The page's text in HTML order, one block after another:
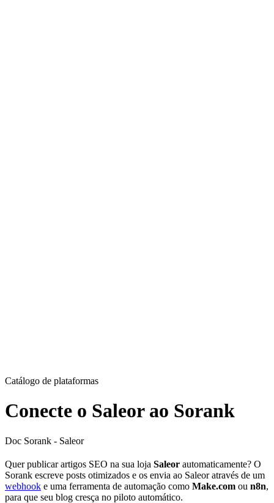
Catálogo de plataformas
Conecte o Saleor ao Sorank
Doc Sorank - Saleor
Quer publicar artigos SEO na sua loja Saleor automaticamente? O
Sorank escreve posts otimizados e os envia ao Saleor através de um
webhook e uma ferramenta de automação como Make.com ou n8n,
para que seu blog cresça no piloto automático.